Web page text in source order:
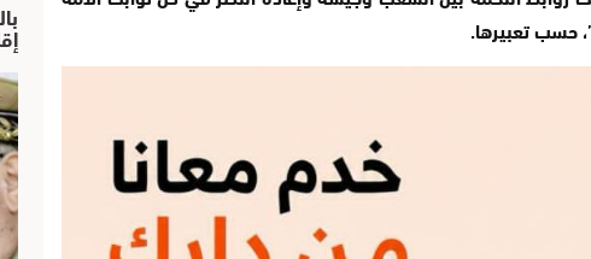
حسب تعبيرها.